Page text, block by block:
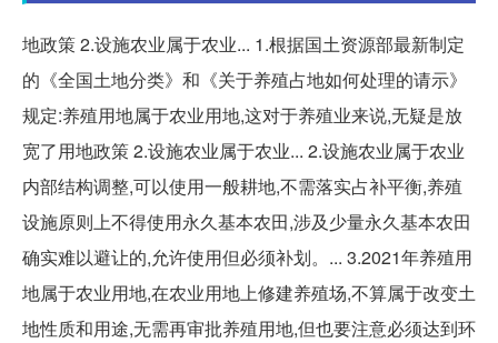
地政策 2.设施农业属于农业... 1.根据国土资源部最新制定
的《全国土地分类》和《关于养殖占地如何处理的请示》
规定:养殖用地属于农业用地,这对于养殖业来说,无疑是放
宽了用地政策 2.设施农业属于农业... 2.设施农业属于农业
内部结构调整,可以使用一般耕地,不需落实占补平衡,养殖
设施原则上不得使用永久基本农田,涉及少量永久基本农田
确实难以避让的,允许使用但必须补划。... 3.2021年养殖用
地属于农业用地,在农业用地上修建养殖场,不算属于改变土
地性质和用途,无需再审批养殖用地,但也要注意必须达到环